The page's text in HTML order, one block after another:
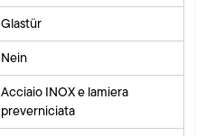
Glastür
Nein
Acciaio INOX e lamiera
preverniciata